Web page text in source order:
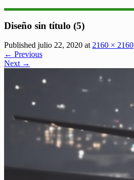
Diseño sin título (5)
Published julio 22, 2020 at 2160 × 2160
← Previous
Next →